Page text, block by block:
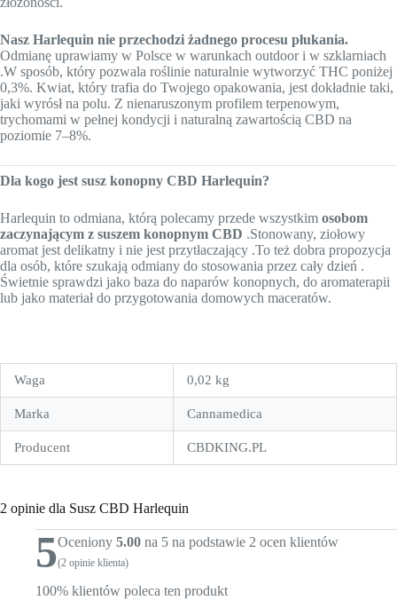
Nasz Harlequin nie przechodzi żadnego procesu płukania.
Odmianę uprawiamy w Polsce w warunkach outdoor i w szklarniach
.W sposób, który pozwala roślinie naturalnie wytworzyć THC poniżej
0,3%. Kwiat, który trafia do Twojego opakowania, jest dokładnie taki,
jaki wyrósł na polu. Z nienaruszonym profilem terpenowym,
trychomami w pełnej kondycji i naturalną zawartością CBD na
poziomie 7–8%.
Dla kogo jest susz konopny CBD Harlequin?
Harlequin to odmiana, którą polecamy przede wszystkim osobom
zaczynającym z suszem konopnym CBD .Stonowany, ziołowy
aromat jest delikatny i nie jest przytłaczający .To też dobra propozycja
dla osób, które szukają odmiany do stosowania przez cały dzień .
Świetnie sprawdzi jako baza do naparów konopnych, do aromaterapii
lub jako materiał do przygotowania domowych maceratów.
Waga 0,02 kg
Marka Cannamedica
Producent CBDKING.PL
2 opinie dla Susz CBD Harlequin
5Oceniony 5.00 na 5 na podstawie 2 ocen klientów
(2 opinie klienta)
100% klientów poleca ten produkt